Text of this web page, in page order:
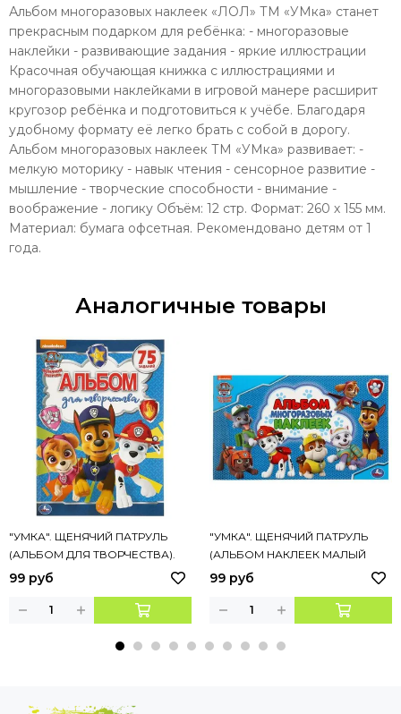
Альбом многоразовых наклеек «ЛОЛ» ТМ «УМка» станет
прекрасным подарком для ребёнка: - многоразовые
наклейки - развивающие задания - яркие иллюстрации
Красочная обучающая книжка с иллюстрациями и
многоразовыми наклейками в игровой манере расширит
кругозор ребёнка и подготовиться к учёбе. Благодаря
удобному формату её легко брать с собой в дорогу.
Альбом многоразовых наклеек ТМ «УМка» развивает: -
мелкую моторику - навык чтения - сенсорное развитие -
мышление - творческие способности - внимание -
воображение - логику Объём: 12 стр. Формат: 260 х 155 мм.
Материал: бумага офсетная. Рекомендовано детям от 1
года.
Аналогичные товары
"УМКА". ЩЕНЯЧИЙ ПАТРУЛЬ
(АЛЬБОМ ДЛЯ ТВОРЧЕСТВА).
ФОРМАТ: 240Х330ММ, ОБЪЕМ:
99 руб
"УМКА". ЩЕНЯЧИЙ ПАТРУЛЬ
(АЛЬБОМ НАКЛЕЕК МАЛЫЙ
ФОРМАТ). ФОРМАТ: 260Х155
99 руб